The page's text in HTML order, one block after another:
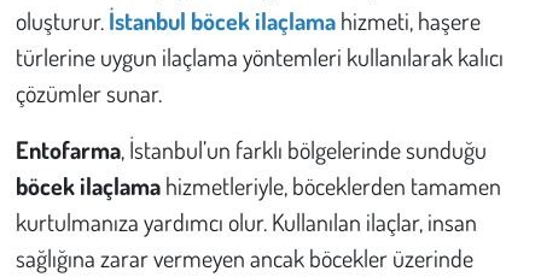
oluşturur. İstanbul böcek ilaçlamahizmeti, haşere
türlerine uygun ilaçlama yöntemleri kullanılarak kalıcı
çözümler sunar.
Entofarma, İstanbul’un farklı bölgelerinde sunduğu
böcek ilaçlamahizmetleriyle, böceklerden tamamen
kurtulmanıza yardımcı olur. Kullanılan ilaçlar, insan
sağlığına zarar vermeyen ancak böcekler üzerinde
Tarım
Son Dakika
Kent
Eğlence